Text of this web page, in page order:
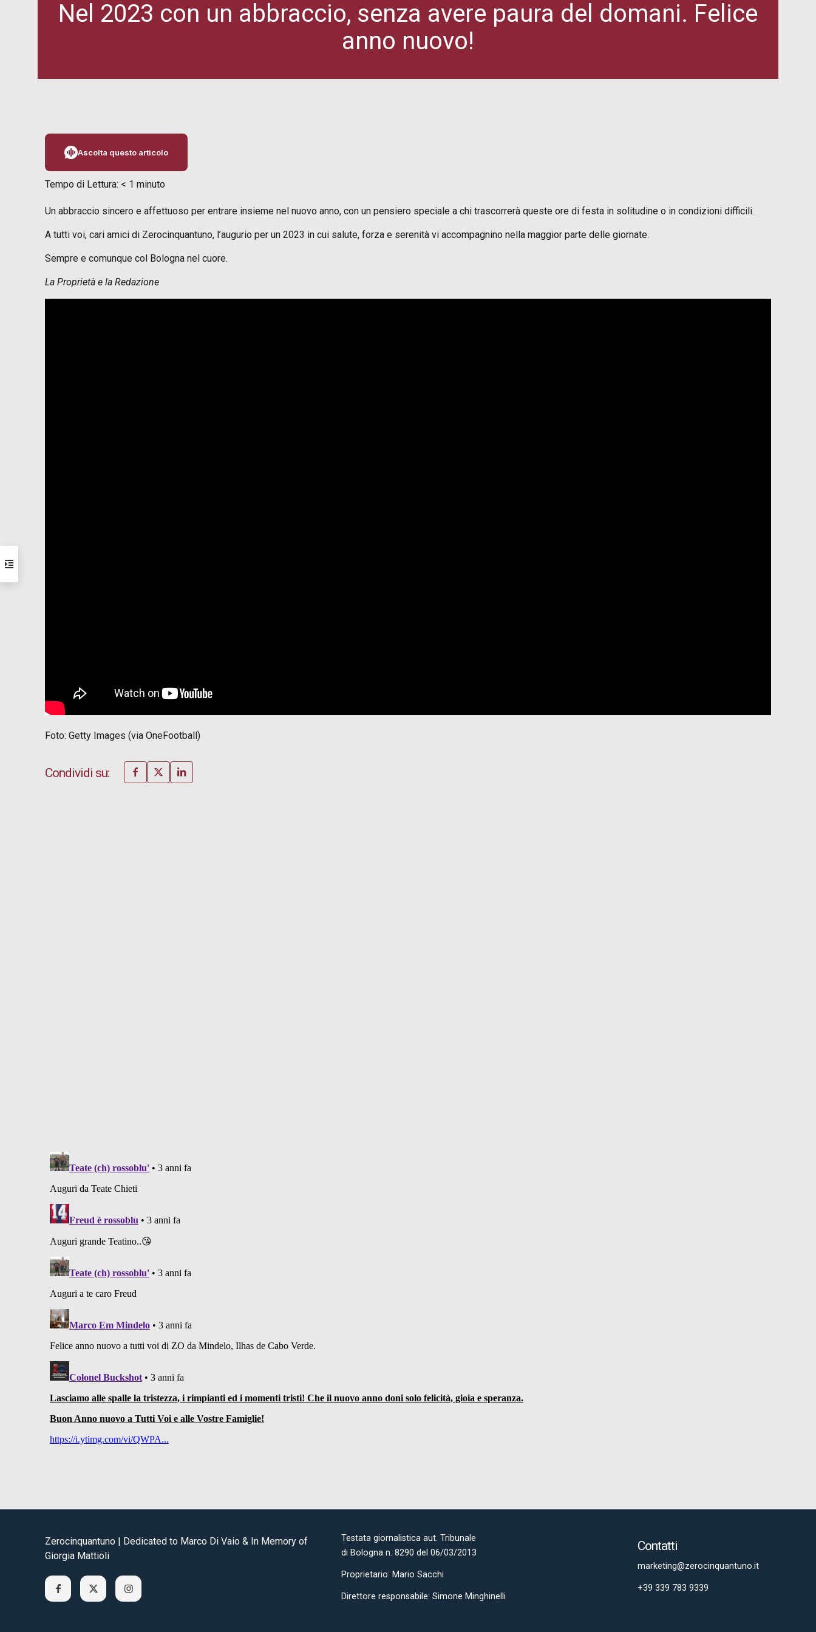
Nel 2023 con un abbraccio, senza avere paura del domani. Felice
anno nuovo!
Ascolta questo articolo
Tempo di Lettura: < 1 minuto
Un abbraccio sincero e affettuoso per entrare insieme nel nuovo anno, con un pensiero speciale a chi trascorrerà queste ore di festa in solitudine o in condizioni difficili.
A tutti voi, cari amici di Zerocinquantuno, l’augurio per un 2023 in cui salute, forza e serenità vi accompagnino nella maggior parte delle giornate.
Sempre e comunque col Bologna nel cuore.
La Proprietà e la Redazione
Foto: Getty Images (via OneFootball)
Condividi su:
Zerocinquantuno | Dedicated to Marco Di Vaio & In Memory of
Giorgia Mattioli
Testata giornalistica aut. Tribunale
di Bologna n. 8290 del 06/03/2013
Proprietario: Mario Sacchi
Direttore responsabile: Simone Minghinelli
Contatti
marketing@zerocinquantuno.it
+39 339 783 9339